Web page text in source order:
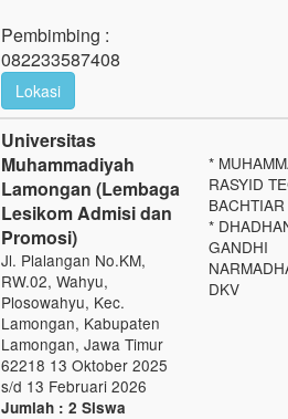
Pembimbing :
082233587408
Lokasi
Universitas
Muhammadiyah
Lamongan (Lembaga
Lesikom Admisi dan
Promosi)
Jl. Plalangan No.KM,
RW.02, Wahyu,
Plosowahyu, Kec.
Lamongan, Kabupaten
Lamongan, Jawa Timur
62218 13 Oktober 2025
s/d 13 Februari 2026
Jumlah : 2 Siswa
*
RASYID
*
GANDHI
DKV